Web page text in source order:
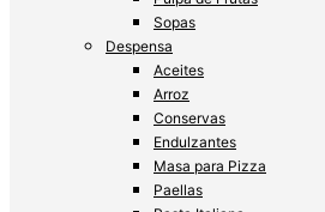
Sopas
Despensa
Aceites
Arroz
Conservas
Endulzantes
Masa para Pizza
Paellas